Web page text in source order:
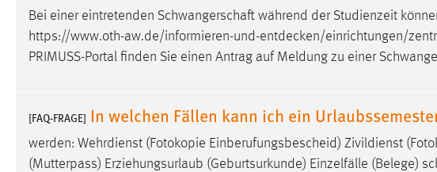
Bei einer eintretenden Schwangerschaft während der Studienzeit
https://www.oth-aw.de/informieren-und-entdecken/einrichtungen/
PRIMUSS-Portal finden Sie einen Antrag auf Meldung zu einer
[FAQ-FRAGE] In welchen Fällen kann ich ein
werden: Wehrdienst (Fotokopie Einberufungsbescheid) Zivildienst
(Mutterpass) Erziehungsurlaub (Geburtsurkunde) Einzelfälle (Belege)
Name: _gcl_au
Anbieter: Google Ireland Limited
Facebook Pixel